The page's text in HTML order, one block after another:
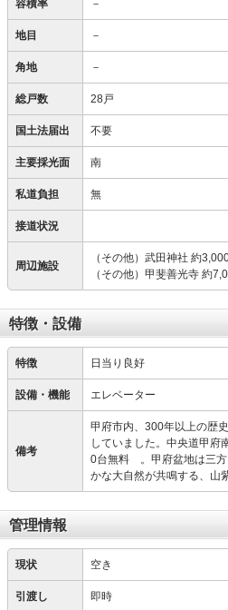
容積率 －
地目 －
角地 －
総戸数 28戸
国土法届出 不要
主要採光面 南
私道負担 無
接道状況
周辺施設
（その他）武田神社 約
（その他）甲斐善光寺 約
特徴・設備
特徴 日当り良好
設備・機能 エレベーター
備考
甲府市内、300年以上の歴
していました。中央道甲府
0台無料 。甲府盆地は三方
かな大自然が共鳴する、山
管理情報
現状 空き
引渡し 即時